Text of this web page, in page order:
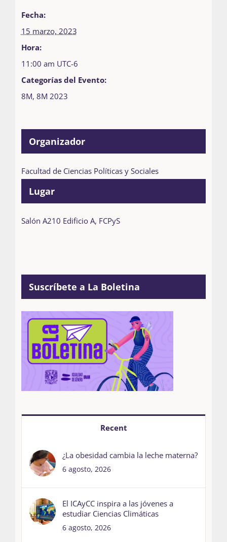
Fecha:
15 marzo, 2023
Hora:
11:00 am UTC-6
Categorías del Evento:
8M, 8M 2023
Lugar
Salón A210 Edificio A, FCPyS
Organizador
Facultad de Ciencias Políticas y Sociales
Suscríbete a La Boletina
Recent
¿La obesidad cambia la leche materna?
6 agosto, 2026
El ICAyCC inspira a las jóvenes a
estudiar Ciencias Climáticas
6 agosto, 2026